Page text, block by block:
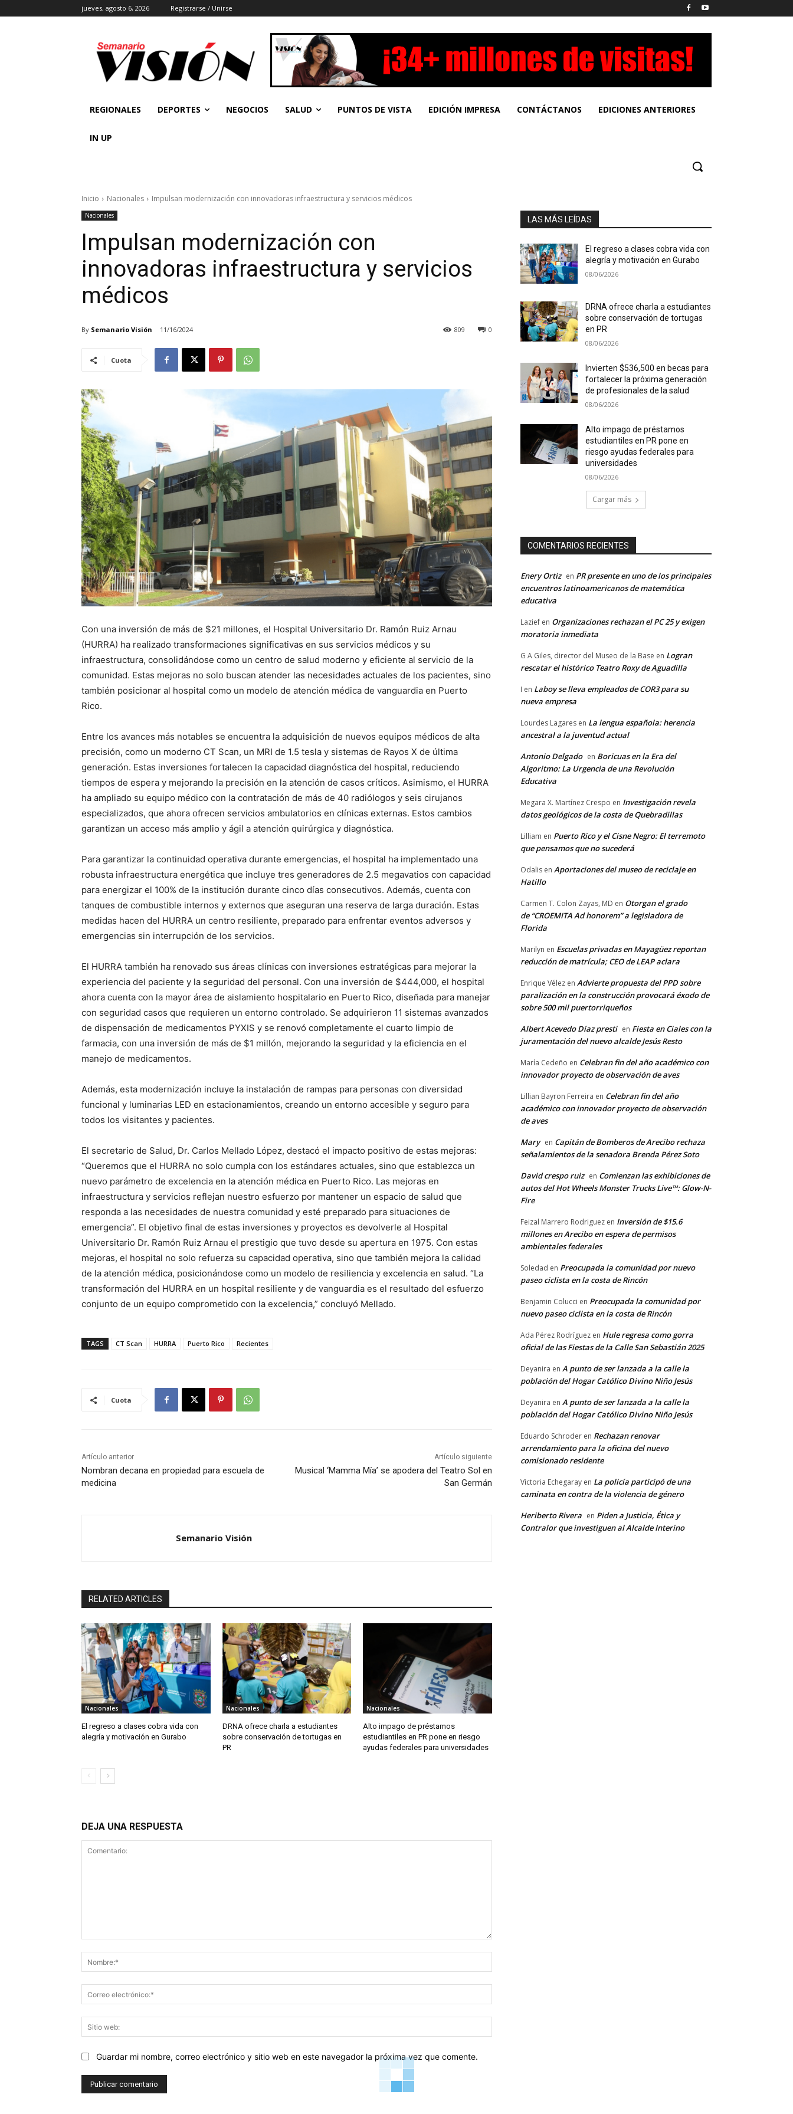
jueves, agosto 6, 2026 Registrarse / Unirse
REGIONALES DEPORTES NEGOCIOS SALUD PUNTOS DE VISTA EDICIÓN IMPRESA CONTÁCTANOS EDICIONES ANTERIORES
IN UP
Inicio Nacionales Impulsan modernización con innovadoras infraestructura y servicios médicos
Nacionales
Impulsan modernización con
innovadoras infraestructura y servicios
médicos
By Semanario Visión 11/16/2024 0
809
Cuota
Con una inversión de más de $21 millones, el Hospital Universitario Dr. Ramón Ruiz Arnau
(HURRA) ha realizado transformaciones significativas en sus servicios médicos y su
infraestructura, consolidándose como un centro de salud moderno y eficiente al servicio de la
comunidad. Estas mejoras no solo buscan atender las necesidades actuales de los pacientes, sino
también posicionar al hospital como un modelo de atención médica de vanguardia en Puerto
Rico.
Entre los avances más notables se encuentra la adquisición de nuevos equipos médicos de alta
precisión, como un moderno CT Scan, un MRI de 1.5 tesla y sistemas de Rayos X de última
generación. Estas inversiones fortalecen la capacidad diagnóstica del hospital, reduciendo
tiempos de espera y mejorando la precisión en la atención de casos críticos. Asimismo, el HURRA
ha ampliado su equipo médico con la contratación de más de 40 radiólogos y seis cirujanos
especializados, que ahora ofrecen servicios ambulatorios en clínicas externas. Estos cambios
garantizan un acceso más amplio y ágil a atención quirúrgica y diagnóstica.
Para garantizar la continuidad operativa durante emergencias, el hospital ha implementado una
robusta infraestructura energética que incluye tres generadores de 2.5 megavatios con capacidad
para energizar el 100% de la institución durante cinco días consecutivos. Además, cuenta con
tanques de combustible internos y externos que aseguran una reserva de larga duración. Estas
medidas hacen del HURRA un centro resiliente, preparado para enfrentar eventos adversos y
emergencias sin interrupción de los servicios.
El HURRA también ha renovado sus áreas clínicas con inversiones estratégicas para mejorar la
experiencia del paciente y la seguridad del personal. Con una inversión de $444,000, el hospital
ahora cuenta con la mayor área de aislamiento hospitalario en Puerto Rico, diseñada para manejar
con seguridad casos que requieren un entorno controlado. Se adquirieron 11 sistemas avanzados
de dispensación de medicamentos PYXIS y se renovó completamente el cuarto limpio de
farmacia, con una inversión de más de $1 millón, mejorando la seguridad y la eficiencia en el
manejo de medicamentos.
Además, esta modernización incluye la instalación de rampas para personas con diversidad
funcional y luminarias LED en estacionamientos, creando un entorno accesible y seguro para
todos los visitantes y pacientes.
El secretario de Salud, Dr. Carlos Mellado López, destacó el impacto positivo de estas mejoras:
“Queremos que el HURRA no solo cumpla con los estándares actuales, sino que establezca un
nuevo parámetro de excelencia en la atención médica en Puerto Rico. Las mejoras en
infraestructura y servicios reflejan nuestro esfuerzo por mantener un espacio de salud que
responda a las necesidades de nuestra comunidad y esté preparado para situaciones de
emergencia”. El objetivo final de estas inversiones y proyectos es devolverle al Hospital
Universitario Dr. Ramón Ruiz Arnau el prestigio que tuvo desde su apertura en 1975. Con estas
mejoras, el hospital no solo refuerza su capacidad operativa, sino que también mejora la calidad
de la atención médica, posicionándose como un modelo de resiliencia y excelencia en salud. “La
transformación del HURRA en un hospital resiliente y de vanguardia es el resultado del esfuerzo
conjunto de un equipo comprometido con la excelencia,” concluyó Mellado.
TAGS CT Scan HURRA Puerto Rico Recientes
Cuota
Artículo anterior
Nombran decana en propiedad para escuela de
medicina
Artículo siguiente
Musical ‘Mamma Mía’ se apodera del Teatro Sol en
San Germán
Semanario Visión
RELATED ARTICLES
Nacionales
El regreso a clases cobra vida con
alegría y motivación en Gurabo
Nacionales
DRNA ofrece charla a estudiantes
sobre conservación de tortugas en
PR
Nacionales
Alto impago de préstamos
estudiantiles en PR pone en riesgo
ayudas federales para universidades
DEJA UNA RESPUESTA
electrónico:*
web:
Guardar mi nombre, correo electrónico y sitio web en este navegador la próxima vez que comente.
LAS MÁS LEÍDAS
El regreso a clases cobra vida con
alegría y motivación en Gurabo
08/06/2026
DRNA ofrece charla a estudiantes
sobre conservación de tortugas
en PR
08/06/2026
Invierten $536,500 en becas para
fortalecer la próxima generación
de profesionales de la salud
08/06/2026
Alto impago de préstamos
estudiantiles en PR pone en
riesgo ayudas federales para
universidades
08/06/2026
Cargar más
COMENTARIOS RECIENTES
Enery Ortiz en PR presente en uno de los principales
encuentros latinoamericanos de matemática
educativa
Lazief en Organizaciones rechazan el PC 25 y exigen
moratoria inmediata
G A Giles, director del Museo de la Base en Logran
rescatar el histórico Teatro Roxy de Aguadilla
I en Laboy se lleva empleados de COR3 para su
nueva empresa
Lourdes Lagares en La lengua española: herencia
ancestral a la juventud actual
Antonio Delgado en Boricuas en la Era del
Algoritmo: La Urgencia de una Revolución
Educativa
Megara X. Martínez Crespo en Investigación revela
datos geológicos de la costa de Quebradillas
Lilliam en Puerto Rico y el Cisne Negro: El terremoto
que pensamos que no sucederá
Odalis en Aportaciones del museo de reciclaje en
Hatillo
Carmen T. Colon Zayas, MD en Otorgan el grado
de “CROEMITA Ad honorem” a legisladora de
Florida
Marilyn en Escuelas privadas en Mayagüez reportan
reducción de matrícula; CEO de LEAP aclara
Enrique Vélez en Advierte propuesta del PPD sobre
paralización en la construcción provocará éxodo de
sobre 500 mil puertorriqueños
Albert Acevedo Díaz presti en Fiesta en Ciales con la
juramentación del nuevo alcalde Jesús Resto
María Cedeño en Celebran fin del año académico con
innovador proyecto de observación de aves
Lillian Bayron Ferreira en Celebran fin del año
académico con innovador proyecto de observación
de aves
Mary en Capitán de Bomberos de Arecibo rechaza
señalamientos de la senadora Brenda Pérez Soto
David crespo ruiz en Comienzan las exhibiciones de
autos del Hot Wheels Monster Trucks Live™: Glow-N-
Fire
Feizal Marrero Rodriguez en Inversión de $15.6
millones en Arecibo en espera de permisos
ambientales federales
Soledad en Preocupada la comunidad por nuevo
paseo ciclista en la costa de Rincón
Benjamin Colucci en Preocupada la comunidad por
nuevo paseo ciclista en la costa de Rincón
Ada Pérez Rodríguez en Hule regresa como gorra
oficial de las Fiestas de la Calle San Sebastián 2025
Deyanira en A punto de ser lanzada a la calle la
población del Hogar Católico Divino Niño Jesús
Deyanira en A punto de ser lanzada a la calle la
población del Hogar Católico Divino Niño Jesús
Eduardo Schroder en Rechazan renovar
arrendamiento para la oficina del nuevo
comisionado residente
Victoria Echegaray en La policía participó de una
caminata en contra de la violencia de género
Heriberto Rivera en Piden a Justicia, Ética y
Contralor que investiguen al Alcalde Interino